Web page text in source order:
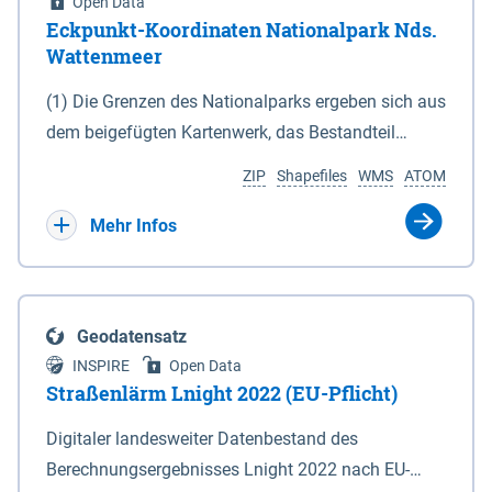
Eckpunkt-Koordinaten Nationalpark Nds.
Wattenmeer
(1) Die Grenzen des Nationalparks ergeben sich aus
dem beigefügten Kartenwerk, das Bestandteil
(DTK) im Maßstab 1 : 100 000 (Anlage 2), 2.
verkleinerte Amtliche Karte 1 : 5 000 (AK5) im
projizierte Koordinaten im Europäischen
Terrestrischen Referenzsystem 1989 (ETRS 89) mit
der Universalen Transversalen Mercator-Abbildung
bezogen auf die Zone 32 N (UTM 32N) dargestellt
(Anlage 4); Gleiches gilt für die geografischen
ATOM
WMS
Shapefiles
ZIP
Mehr Infos
Geodatensatz
INSPIRE Open Data
Straßenlärm Lnight 2022 (EU-Pflicht)
Digitaler landesweiter Datenbestand des
Berechnungsergebnisses Lnight 2022 nach EU-